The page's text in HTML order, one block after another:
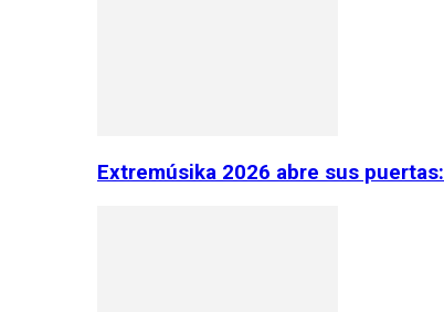
Extremúsika 2026 abre sus